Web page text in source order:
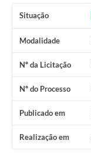
Situação
Modalidade
Nº da Licitação
Nº do Processo
Publicado em
Realização em